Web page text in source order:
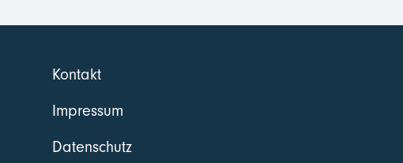
Kontakt
Impressum
Datenschutz